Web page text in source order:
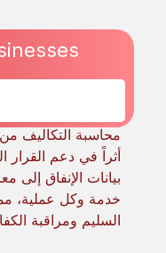
Jun 18, 2026
محاسبة التكاليف من
أثراً في دعم القرار
بيانات الإنفاق إلى
خدمة وكل عملية،
السليم ومراقبة